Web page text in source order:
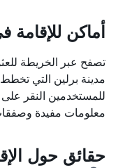
أماكن للإقامة
تصفح عبر الخريطة
مدينة برلين التي
للمستخدمين النقر على
معلومات مفيدة
حقائق حول